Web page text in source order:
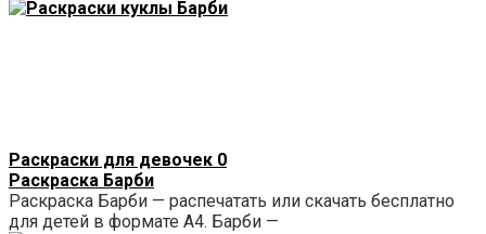
Раскраски для девочек 0
Раскраска Барби
Раскраска Барби — распечатать или скачать бесплатно
для детей в формате А4. Барби —